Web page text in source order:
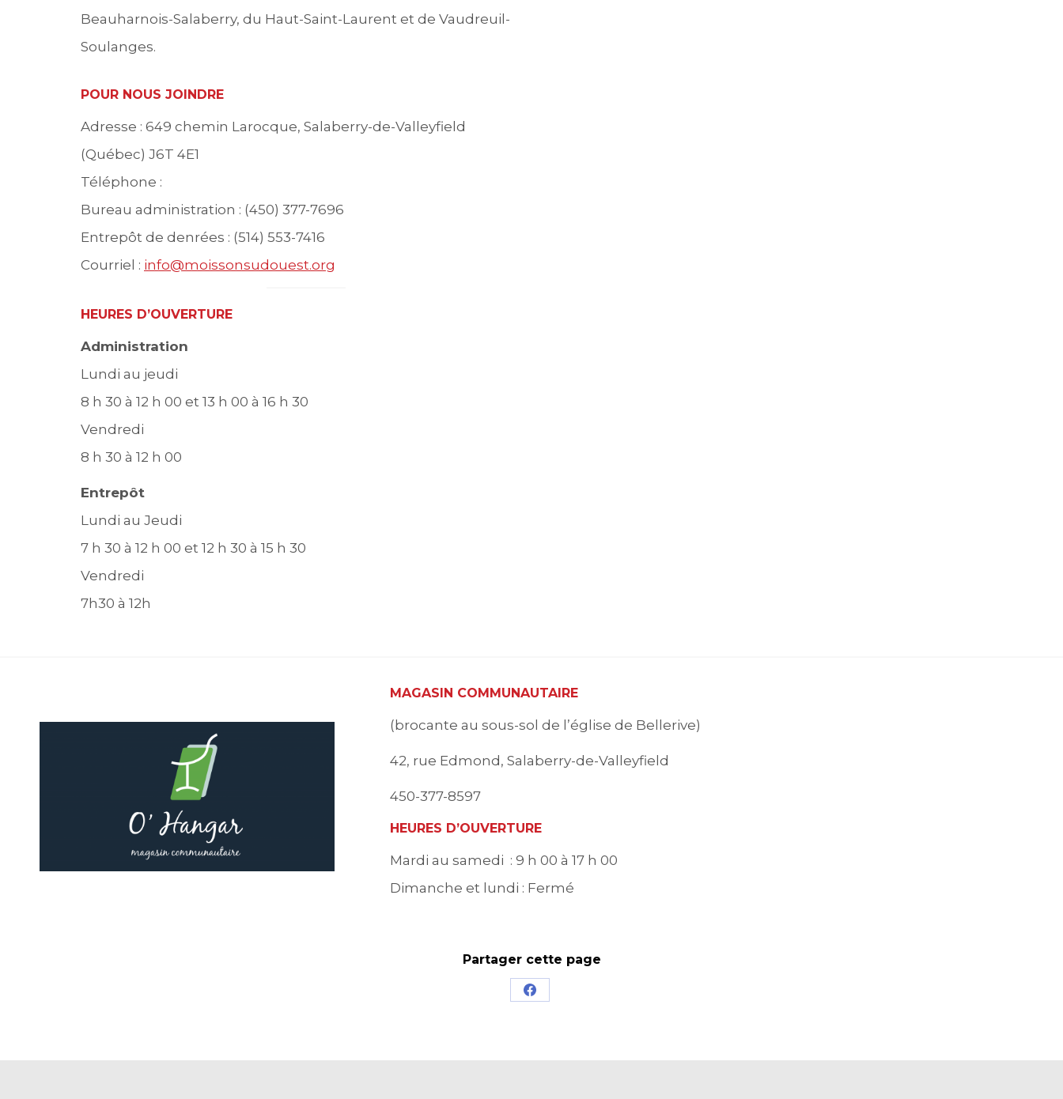
Beauharnois-Salaberry, du Haut-Saint-Laurent et de Vaudreuil-
Soulanges.
POUR NOUS JOINDRE
Adresse : 649 chemin Larocque, Salaberry-de-Valleyfield
(Québec) J6T 4E1
Téléphone :
Bureau administration : (450) 377-7696
Entrepôt de denrées : (514) 553-7416
Courriel : info@moissonsudouest.org
HEURES D’OUVERTURE
Administration
Lundi au jeudi
8 h 30 à 12 h 00 et 13 h 00 à 16 h 30
Vendredi
8 h 30 à 12 h 00
Entrepôt
Lundi au Jeudi
7 h 30 à 12 h 00 et 12 h 30 à 15 h 30
Vendredi
7h30 à 12h
MAGASIN COMMUNAUTAIRE
(brocante au sous-sol de l’église de Bellerive)
42, rue Edmond, Salaberry-de-Valleyfield
450-377-8597
HEURES D’OUVERTURE
Mardi au samedi : 9 h 00 à 17 h 00
Dimanche et lundi : Fermé
Partager cette page
Share